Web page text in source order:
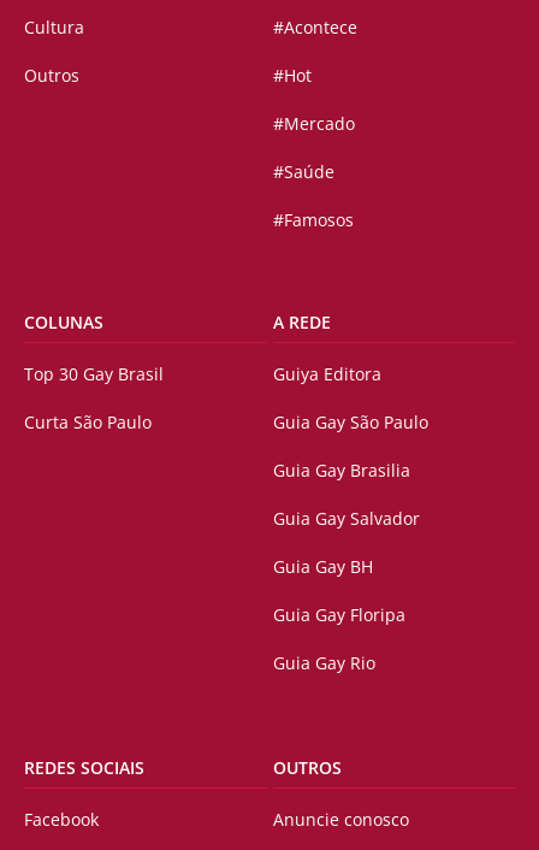
Cultura
Outros
#Acontece
#Hot
#Mercado
#Saúde
#Famosos
COLUNAS
Top 30 Gay Brasil
Curta São Paulo
A REDE
Guiya Editora
Guia Gay São Paulo
Guia Gay Brasilia
Guia Gay Salvador
Guia Gay BH
Guia Gay Floripa
Guia Gay Rio
REDES SOCIAIS
Facebook
OUTROS
Anuncie conosco